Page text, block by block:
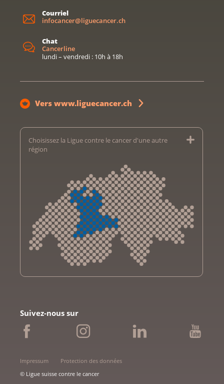
Courriel
infocancer@liguecancer.ch
Chat
Cancerline
lundi – vendredi : 10h à 18h
Vers www.liguecancer.ch
Choisissez la Ligue contre le cancer d'une autre
région
Ligue bernoise contre le cancer
Ligue fribourgeoise contre le cancer
Krebsliga Graubünden
Ligue jurassienne contre le cancer
Suivez-nous sur
Impressum
Protection des données
© Ligue suisse contre le cancer